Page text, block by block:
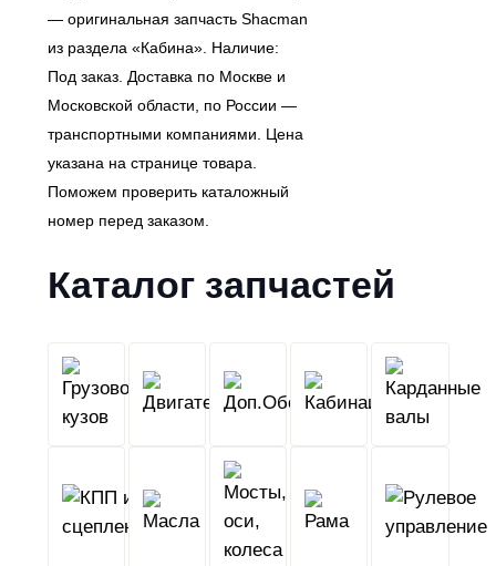
— оригинальная запчасть Shacman
из раздела «Кабина». Наличие:
Под заказ. Доставка по Москве и
Московской области, по России —
транспортными компаниями. Цена
указана на странице товара.
Поможем проверить каталожный
номер перед заказом.
Каталог запчастей
Грузовой
кузов
Двигатель Кабина
КПП
и
сцепление
Масла
оси,
Рама